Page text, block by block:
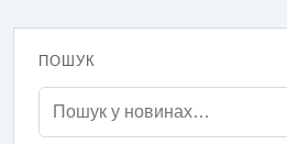
ПОШУК